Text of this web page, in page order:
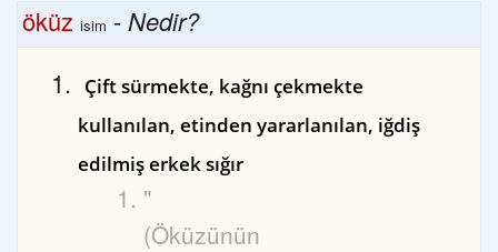
öküz isim -Nedir?
Çift sürmekte, kağnı çekmekte
kullanılan, etinden yararlanılan, iğdiş
edilmiş erkek sığır
"
(Öküzünün